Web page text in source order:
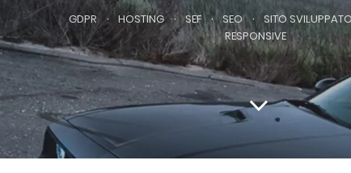
GDPR · HOSTING · SEF · SEO · SITO
RESPONSIVE